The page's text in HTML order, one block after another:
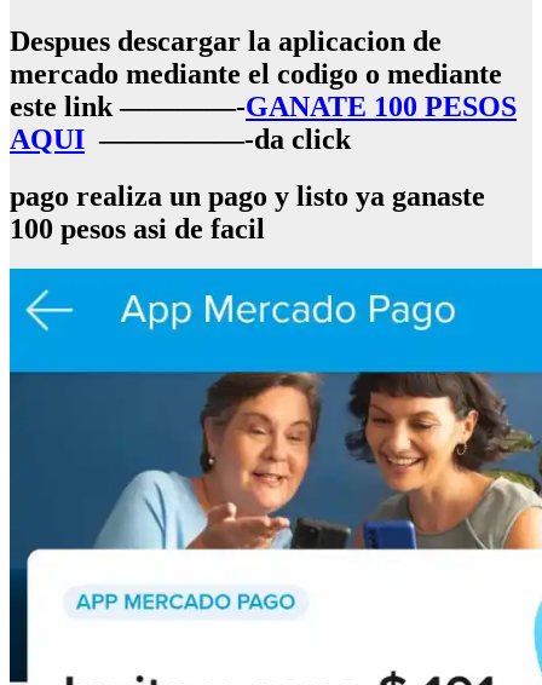
Despues descargar la aplicacion de
mercado mediante el codigo o mediante
este link ————-GANATE 100 PESOS
AQUI —————-da click
pago realiza un pago y listo ya ganaste
100 pesos asi de facil